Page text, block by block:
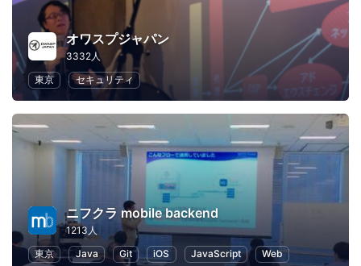
オワスプジャパン
3332人
東京
セキュリティ
ニフクラ mobile backend
1213人
東京
Java Git iOS JavaScript Web